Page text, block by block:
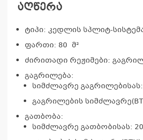
აღწერა
ტიპი: კედლის სპლიტ-
ფართი: 80 მ²
ძირითადი რეჟიმები:
გაგრილება:
სიმძლავრე გაგრილებისას:
გაგრილების
გათბობა:
სიმძლავრე გათბობისას: